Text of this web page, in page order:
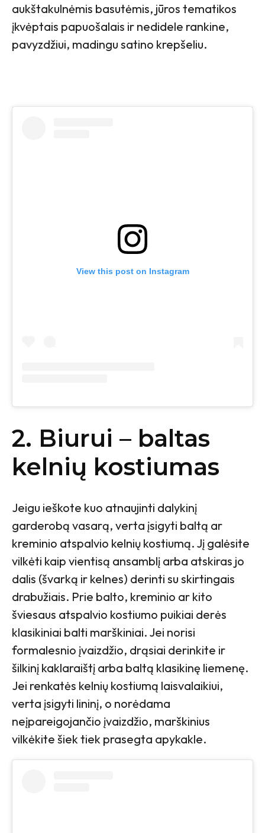
aukštakulnėmis basutėmis, jūros tematikos
įkvėptais papuošalais ir nedidele rankine,
pavyzdžiui, madingu satino krepšeliu.
View this post on Instagram
2. Biurui – baltas
kelnių kostiumas
Jeigu ieškote kuo atnaujinti dalykinį
garderobą vasarą, verta įsigyti baltą ar
kreminio atspalvio kelnių kostiumą. Jį galėsite
vilkėti kaip vientisą ansamblį arba atskiras jo
dalis (švarką ir kelnes) derinti su skirtingais
drabužiais. Prie balto, kreminio ar kito
šviesaus atspalvio kostiumo puikiai derės
klasikiniai balti marškiniai. Jei norisi
formalesnio įvaizdžio, drąsiai derinkite ir
šilkinį kaklaraištį arba baltą klasikinę liemenę.
Jei renkatės kelnių kostiumą laisvalaikiui,
verta įsigyti lininį, o norėdama
neįpareigojančio įvaizdžio, marškinius
vilkėkite šiek tiek prasegta apykakle.